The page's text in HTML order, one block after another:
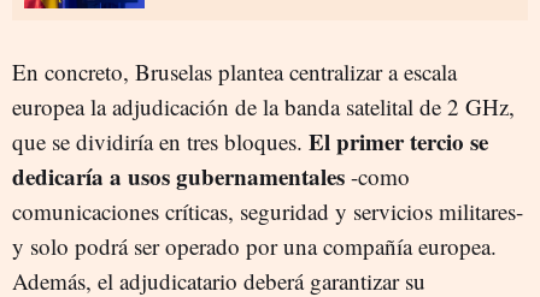
En concreto, Bruselas plantea centralizar a escala
europea la adjudicación de la banda satelital de 2 GHz,
que se dividiría en tres bloques. Elprimer tercio se
dedicaría a usos gubernamentales -como
comunicaciones críticas, seguridad y servicios militares-
y solo podrá ser operado por una compañía europea.
Además, el adjudicatario deberá garantizar su